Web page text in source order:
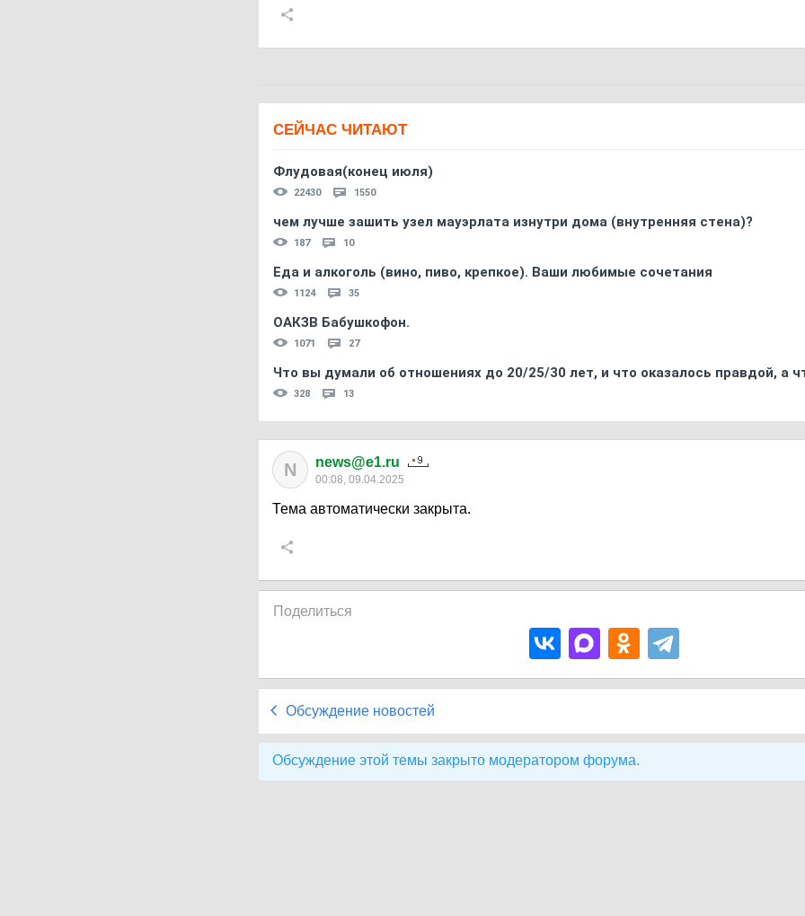
СЕЙЧАС ЧИТАЮТ
Флудовая(конец июля)
22430 1550
чем лучше зашить узел мауэрлата изнутри дома (внутренняя стена)?
187 10
Еда и алкоголь (вино, пиво, крепкое). Ваши любимые сочетания
1124 35
ОАКЗВ Бабушкофон.
1071 27
Что вы думали об отношениях до 20/25/30 лет, и что оказалось правдой, а
328 13
N news@e1.ru
00:08, 09.04.2025
Тема автоматически закрыта.
Поделиться
Обсуждение новостей
Обсуждение этой темы закрыто модератором форума.